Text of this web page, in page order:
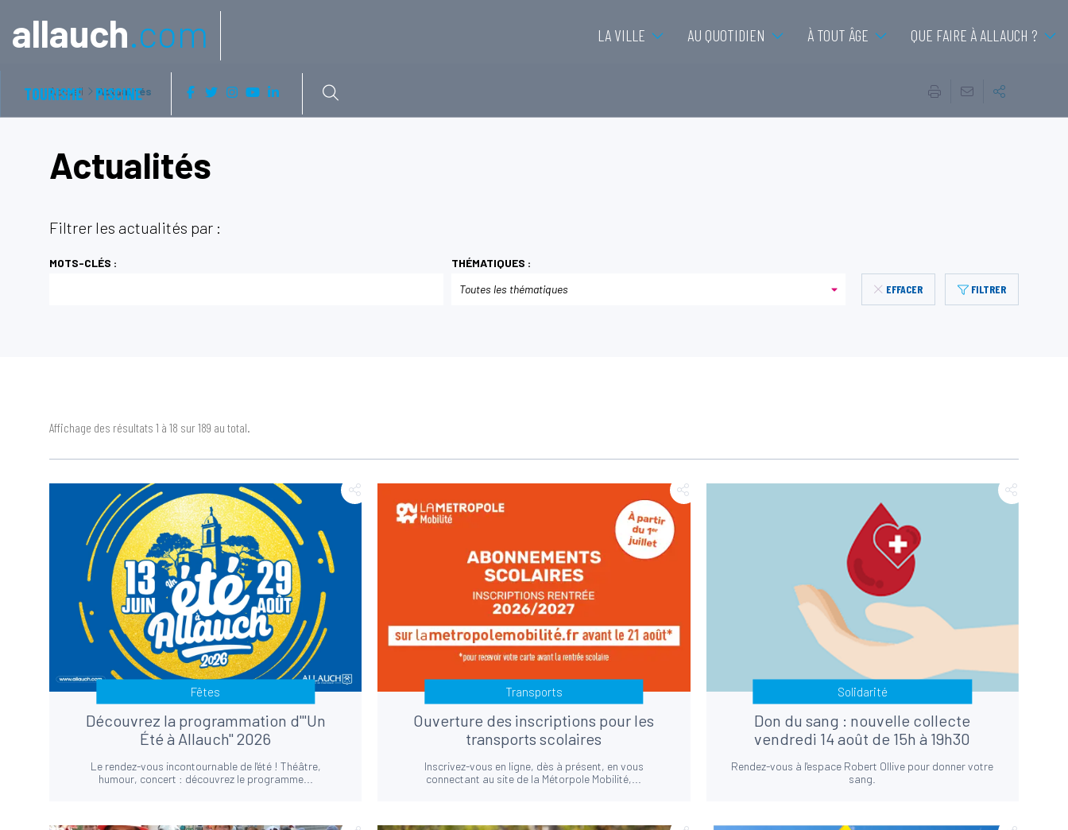
allauch.com LA VILLE AU QUOTIDIEN À TOUT ÂGE QUE FAIRE À ALLAUCH ?
TOURISME PISCINE
Accueil Actualités
Actualités
Filtrer les actualités par :
MOTS-CLÉS :
THÉMATIQUES :
Toutes les thématiques
EFFACER FILTRER
Affichage des résultats 1 à 18 sur 189 au total.
Fêtes
Découvrez la programmation d'"Un
Été à Allauch" 2026
Le rendez-vous incontournable de l'été ! Théâtre,
humour, concert : découvrez le programme...
Transports
Ouverture des inscriptions pour les
transports scolaires
Inscrivez-vous en ligne, dès à présent, en vous
connectant au site de la Métorpole Mobilité,...
Solidarité
Don du sang : nouvelle collecte
vendredi 14 août de 15h à 19h30
Rendez-vous à l'espace Robert Ollive pour donner votre
sang.